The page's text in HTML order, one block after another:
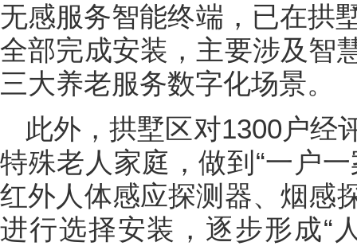
无感服务智能终端，已在拱
全部完成安装，主要涉及智
三大养老服务数字化场景。
此外，拱墅区对1300户经
特殊老人家庭，做到“一户
红外人体感应探测器、烟感
进行选择安装，逐步形成“